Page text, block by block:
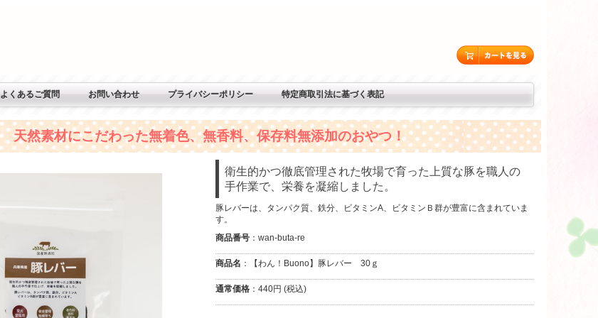
よくあるご質問 お問い合わせ プライバシーポリシー 特定商取引法に基づく表記
天然素材にこだわった無着色、無香料、保存料無添加のおやつ！
衛生的かつ徹底管理された牧場で育った上質な豚を職人の
手作業で、栄養を凝縮しました。
豚レバーは、タンパク質、鉄分、ビタミンA、ビタミンＢ群が豊富に含まれていま
す。
商品番号 ：wan-buta-re
商品名 ：【わん！Buono】豚レバー 30ｇ
通常価格 ：440円 (税込)